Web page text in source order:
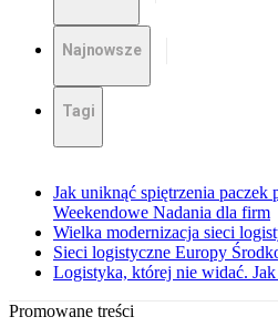
Najnowsze
Tagi
Jak uniknąć spiętrzenia paczek
Weekendowe Nadania dla firm
Wielka modernizacja sieci
Sieci logistyczne Europy
Logistyka, której nie widać.
Promowane treści